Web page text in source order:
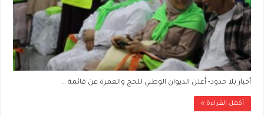
أخبار بلا حدود- أعلن الديوان الوطني للحج والعمرة عن قائمة …
أكمل القراءة »